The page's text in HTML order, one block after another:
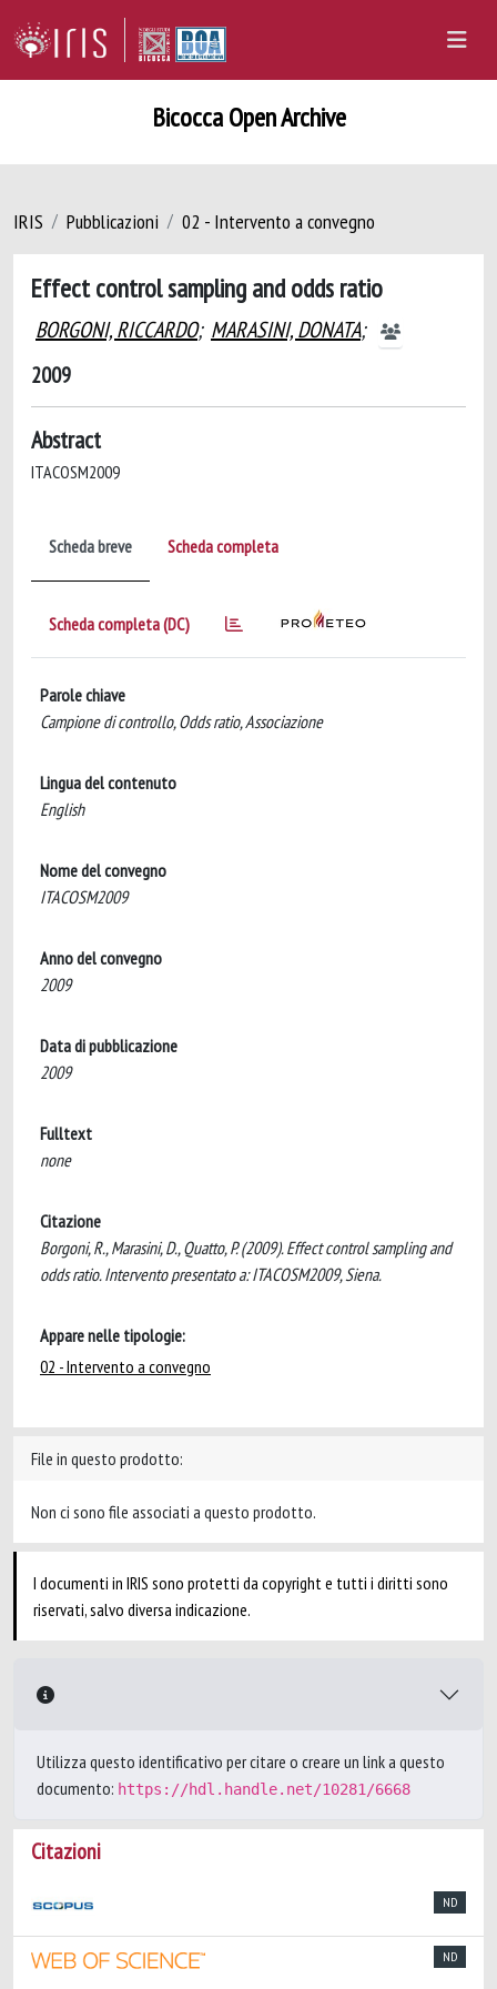
Bicocca Open Archive
IRIS Pubblicazioni 02 - Intervento a convegno
Effect control sampling and odds ratio
BORGONI, RICCARDO; MARASINI, DONATA;
2009
Abstract
ITACOSM2009
Scheda breve Scheda completa
Scheda completa (DC)
Parole chiave
Campione di controllo, Odds ratio, Associazione
Lingua del contenuto
English
Nome del convegno
ITACOSM2009
Anno del convegno
2009
Data di pubblicazione
2009
Fulltext
none
Citazione
Borgoni, R., Marasini, D., Quatto, P. (2009). Effect control sampling and
odds ratio. Intervento presentato a: ITACOSM2009, Siena.
Appare nelle tipologie:
02 - Intervento a convegno
File in questo prodotto:
Non ci sono file associati a questo prodotto.
I documenti in IRIS sono protetti da copyright e tutti i diritti sono
riservati, salvo diversa indicazione.
Utilizza questo identificativo per citare o creare un link a questo
documento: https://hdl.handle.net/10281/6668
Citazioni
ND
ND